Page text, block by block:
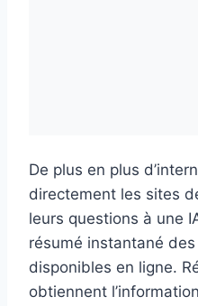
De plus en plus
directement les sites
leurs questions à une
résumé instantané
disponibles en ligne.
obtiennent